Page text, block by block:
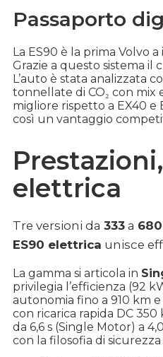
Passaporto
La ES90 è la prima Volvo
Grazie a questo sistema
L’auto è stata analizzata
tonnellate di CO₂ con
migliore rispetto a EX40 e
così un vantaggio
elettrica
Tre versioni da 333 a
ES90 elettrica unisce
La gamma si articola in
privilegia l’efficienza (92
autonomia fino a 910 km
con ricarica rapida DC 350
da 6,6 s (Single Motor) a
con la filosofia di sicurezza